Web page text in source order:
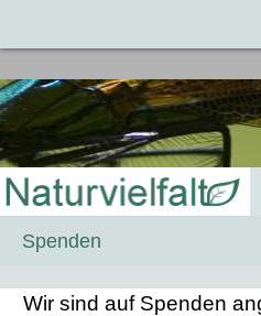
Spenden
Wir sind auf Spenden